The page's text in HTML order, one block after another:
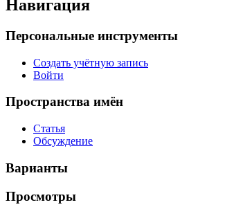
Навигация
Персональные инструменты
Создать учётную запись
Войти
Пространства имён
Статья
Обсуждение
Варианты
Просмотры